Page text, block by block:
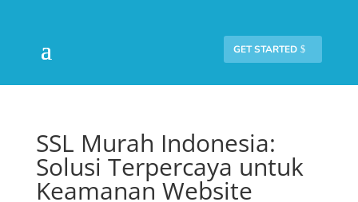
GET STARTED
SSL Murah Indonesia:
Solusi Terpercaya untuk
Keamanan Website